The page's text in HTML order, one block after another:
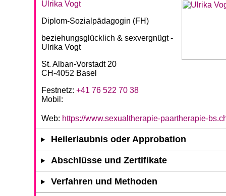
Ulrika Vogt
Diplom-Sozialpädagogin (FH)
beziehungsglücklich & sexvergnügt -
Ulrika Vogt
St. Alban-Vorstadt 20
CH-4052 Basel
Festnetz: +41 76 522 70 38
Mobil:
Web: https://www.sexualtherapie-paartherapie-
Heilerlaubnis oder Approbation
Abschlüsse und Zertifikate
Verfahren und Methoden